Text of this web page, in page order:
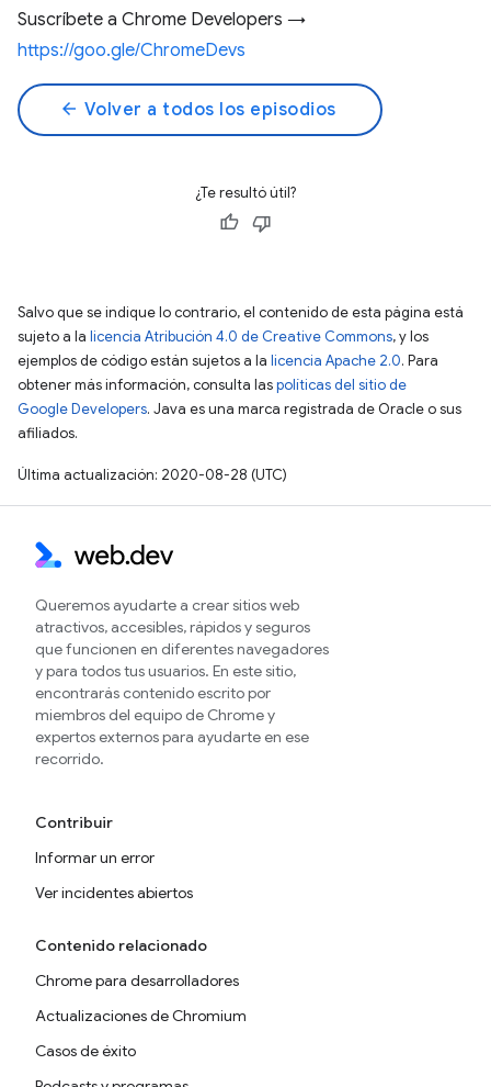
Suscríbete a Chrome Developers →
https://goo.gle/ChromeDevs
arrow_back Volver a todos los episodios
¿Te resultó útil?
Salvo que se indique lo contrario, el contenido de esta página está
sujeto a la licencia Atribución 4.0 de Creative Commons, y los
ejemplos de código están sujetos a la licencia Apache 2.0. Para
obtener más información, consulta laspolíticas del sitio de
Google Developers. Java es una marca registrada de Oracle o sus
afiliados.
Última actualización: 2020-08-28 (UTC)
Queremos ayudarte a crear sitios web
atractivos, accesibles, rápidos y seguros
que funcionen en diferentes navegadores
y para todos tus usuarios. En este sitio,
encontrarás contenido escrito por
miembros del equipo de Chrome y
expertos externos para ayudarte en ese
recorrido.
Contribuir
Informar un error
Ver incidentes abiertos
Contenido relacionado
Chrome para desarrolladores
Actualizaciones de Chromium
Casos de éxito